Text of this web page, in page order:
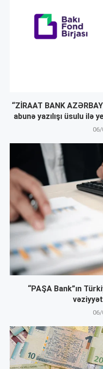
“ZİRAAT BANK
abunə yazılışı üsulu ilə
“PAŞA Bank”ın